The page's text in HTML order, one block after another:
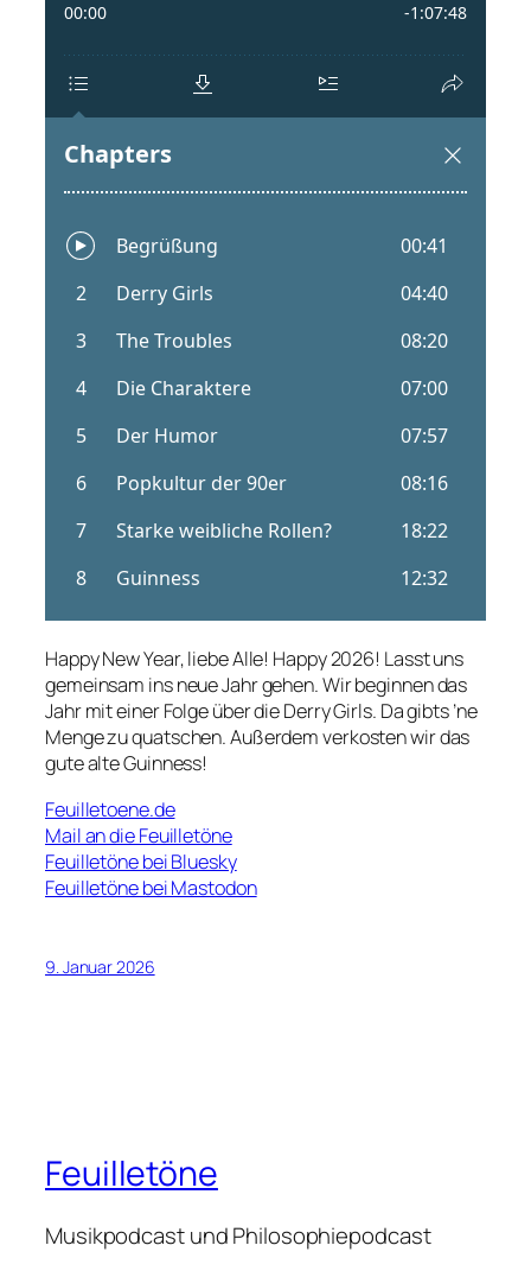
Happy New Year, liebe Alle! Happy 2026! Lasst uns
gemeinsam ins neue Jahr gehen. Wir beginnen das
Jahr mit einer Folge über die Derry Girls. Da gibts ’ne
Menge zu quatschen. Außerdem verkosten wir das
gute alte Guinness!
Feuilletoene.de
Mail an die Feuilletöne
Feuilletöne bei Bluesky
Feuilletöne bei Mastodon
9. Januar 2026
Feuilletöne
Musikpodcast und Philosophiepodcast